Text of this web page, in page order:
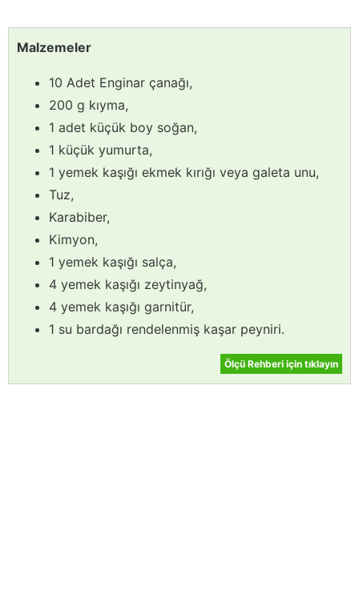
Malzemeler
10 Adet Enginar çanağı,
200 g kıyma,
1 adet küçük boy soğan,
1 küçük yumurta,
1 yemek kaşığı ekmek kırığı veya galeta unu,
Tuz,
Karabiber,
Kimyon,
1 yemek kaşığı salça,
4 yemek kaşığı zeytinyağ,
4 yemek kaşığı garnitür,
1 su bardağı rendelenmiş kaşar peyniri.
Ölçü Rehberi için tıklayın